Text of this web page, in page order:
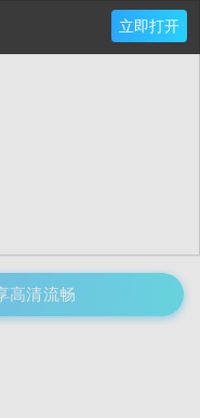
立即打开
高清流畅